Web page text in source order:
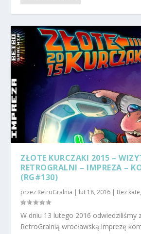
ZŁOTE KURCZAKI 2015 –
RETROGRALNI – IMPREZA –
(RG#130)
przez RetroGralnia | lut 18, 2016 | Bez
W dniu 13 lutego 2016 odwiedziliśmy
RetroGralnią wrocławską imprezę